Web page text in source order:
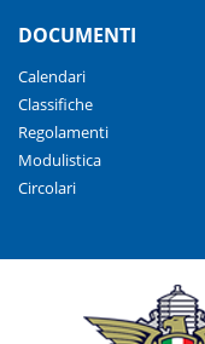
DOCUMENTI
Calendari
Classifiche
Regolamenti
Modulistica
Circolari